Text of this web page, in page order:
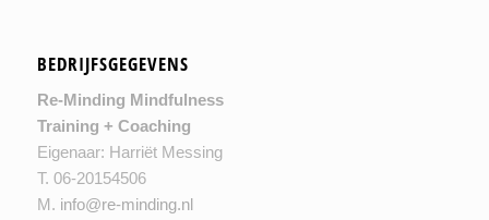
BEDRIJFSGEGEVENS
Re-Minding Mindfulness
Training + Coaching
Eigenaar: Harriët Messing
T. 06-20154506
M. info@re-minding.nl